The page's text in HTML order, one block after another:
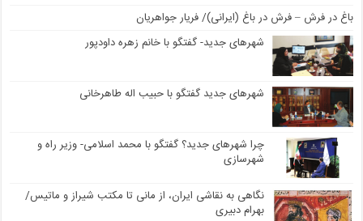
باغ در فرش – فرش در باغ (ایرانی)/ فریار جواهریان
شهرهای جدید- گفتگو با خانم زهره داودپور
شهرهای جدید گفتگو با حبیب اله طاهرخانی
چرا شهرهای جدید؟ گفتگو با محمد اسلامی- وزیر راه و
شهرسازی
نگاهی به نقاشی ایران، از مانی تا مکتب شیراز و ماتیس/
بهرام دبیری